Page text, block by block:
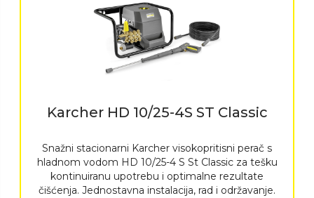
Karcher HD 10/25-4S ST Classic
Snažni stacionarni Karcher visokopritisni perač s
hladnom vodom HD 10/25-4 S St Classic za tešku
kontinuiranu upotrebu i optimalne rezultate
čišćenja. Jednostavna instalacija, rad i održavanje.